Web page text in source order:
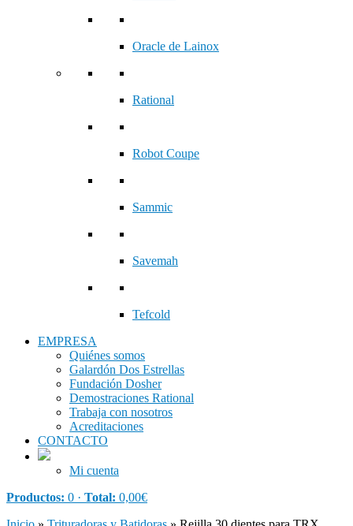
Oracle de Lainox
Rational
Robot Coupe
Sammic
Savemah
Tefcold
EMPRESA
Quiénes somos
Galardón Dos Estrellas
Fundación Dosher
Demostraciones Rational
Trabaja con nosotros
Acreditaciones
CONTACTO
Mi cuenta
Productos: 0 · Total: 0,00€